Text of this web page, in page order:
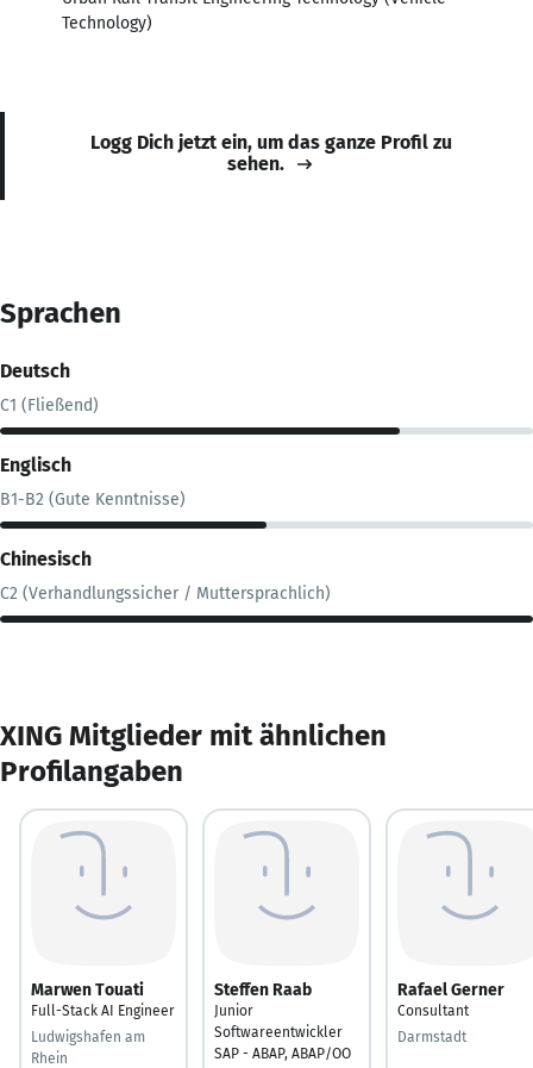
Technology)
Logg Dich jetzt ein, um das ganze Profil zu
sehen.
Sprachen
Deutsch
C1 (Fließend)
Englisch
B1-B2 (Gute Kenntnisse)
Chinesisch
C2 (Verhandlungssicher / Muttersprachlich)
XING Mitglieder mit ähnlichen
Profilangaben
Marwen Touati
Full-Stack AI Engineer
Ludwigshafen am
Rhein
Steffen Raab
Junior
Softwareentwickler
SAP - ABAP, ABAP/OO
Rafael Gerner
Consultant
Darmstadt